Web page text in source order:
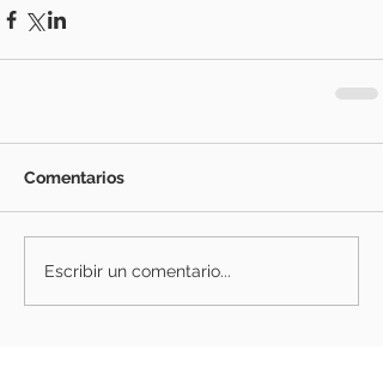
Comentarios
Escribir un comentario...